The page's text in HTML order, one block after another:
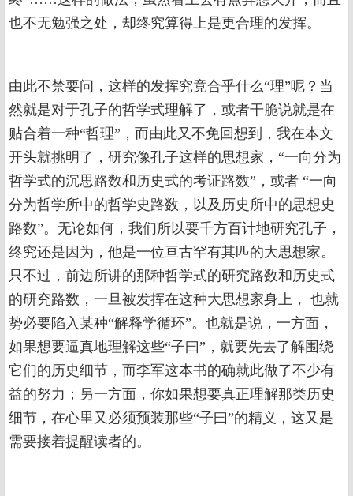
也不无勉强之处，却终究算得上是更合理的发挥。
由此不禁要问，这样的发挥究竟合乎什么“理”呢？当
然就是对于孔子的哲学式理解了，或者干脆说就是在
贴合着一种“哲理”，而由此又不免回想到，我在本文
开头就挑明了，研究像孔子这样的思想家，“一向分为
哲学式的沉思路数和历史式的考证路数”，或者 “一向
分为哲学所中的哲学史路数，以及历史所中的思想史
路数”。无论如何，我们所以要千方百计地研究孔子，
终究还是因为，他是一位亘古罕有其匹的大思想家。
只不过，前边所讲的那种哲学式的研究路数和历史式
的研究路数，一旦被发挥在这种大思想家身上， 也就
势必要陷入某种“解释学循环”。也就是说，一方面，
如果想要逼真地理解这些“子曰”，就要先去了解围绕
它们的历史细节，而李军这本书的确就此做了不少有
益的努力；另一方面，你如果想要真正理解那类历史
细节，在心里又必须预装那些“子曰”的精义，这又是
需要接着提醒读者的。